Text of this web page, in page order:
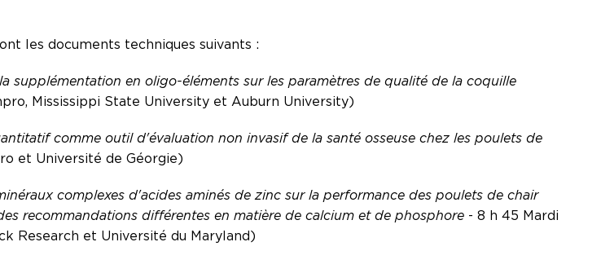
les documents techniques suivants :
supplémentation en oligo-éléments sur les paramètres de qualité de la coquille
Mississippi State University et Auburn University)
comme outil d'évaluation non invasif de la santé osseuse chez les poulets de
et Université de Géorgie)
complexes d'acides aminés de zinc sur la performance des poulets de chair
recommandations différentes en matière de calcium et de phosphore - 8 h 45 Mardi
Research et Université du Maryland)